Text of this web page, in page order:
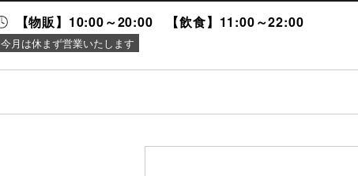
【物販】10:00～20:00 【飲食】11:00～22:00
今月は休まず営業いたします